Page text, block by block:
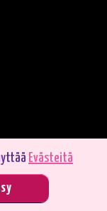
jännittävämpää.
Evästeitä